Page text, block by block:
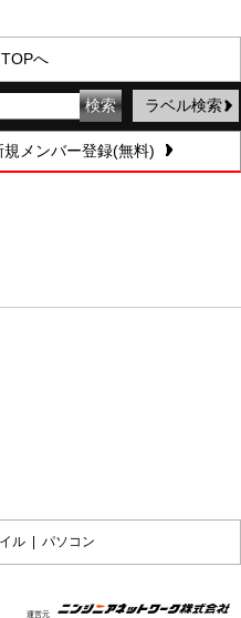
へ
ラベル検索
規メンバー登録(無料)
ル | パソコン
運営元